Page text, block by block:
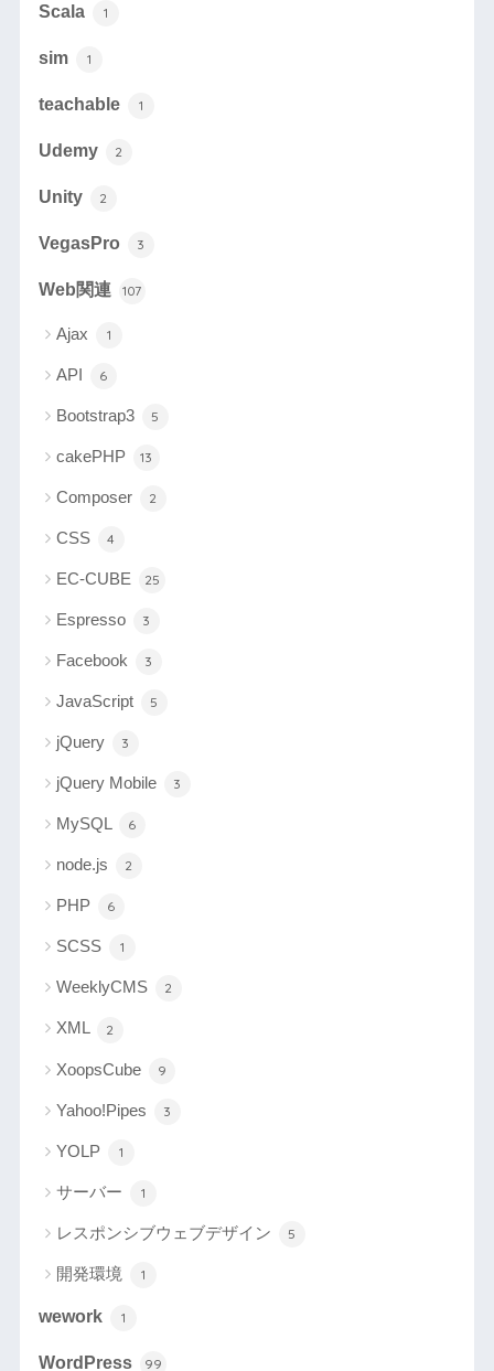
Scala 1
sim 1
teachable 1
Udemy 2
Unity 2
VegasPro 3
Web関連 107
Ajax 1
API 6
Bootstrap3 5
cakePHP 13
Composer 2
CSS 4
EC-CUBE 25
Espresso 3
Facebook 3
JavaScript 5
jQuery 3
jQuery Mobile 3
MySQL 6
node.js 2
PHP 6
SCSS 1
WeeklyCMS 2
XML 2
XoopsCube 9
Yahoo!Pipes 3
YOLP 1
サーバー 1
レスポンシブウェブデザイン 5
開発環境 1
wework 1
WordPress 99